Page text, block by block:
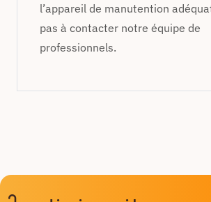
l’appareil de manutention
pas à contacter notre équipe de
professionnels.